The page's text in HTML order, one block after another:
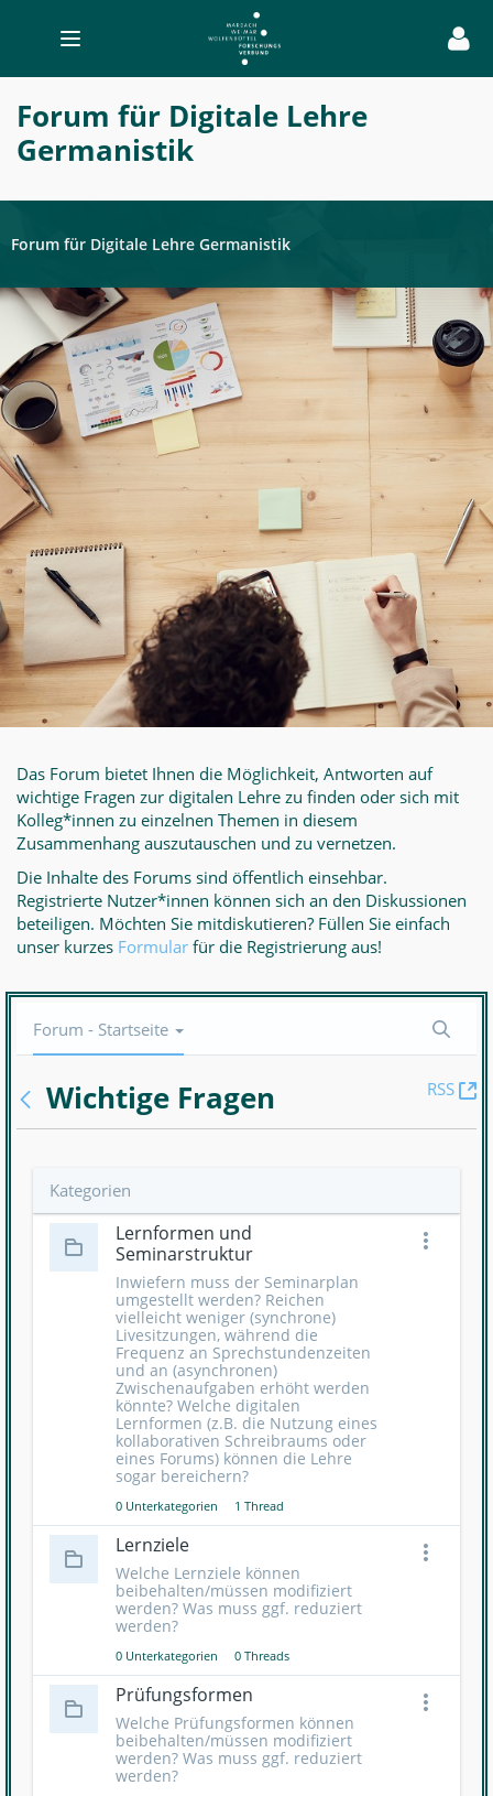
Toggle
navigation
Fragen
-
Forum
-
Digitale
Lehre
Germanistik
Forum für Digitale Lehre
Germanistik
Forum für Digitale Lehre Germanistik
Das Forum bietet Ihnen die Möglichkeit, Antworten auf
wichtige Fragen zur digitalen Lehre zu finden oder sich mit
Kolleg*innen zu einzelnen Themen in diesem
Zusammenhang auszutauschen und zu vernetzen.
Die Inhalte des Forums sind öffentlich einsehbar.
Registrierte Nutzer*innen können sich an den Diskussionen
beteiligen. Möchten Sie mitdiskutieren? Füllen Sie einfach
unser kurzes Formular für die Registrierung aus!
Navigation
anzeigen/verbergen
Forum - Startseite
RSS
Wichtige Fragen
Kategorien
Lernformen und
Seminarstruktur
Inwiefern muss der Seminarplan
umgestellt werden? Reichen
vielleicht weniger (synchrone)
Livesitzungen, während die
Frequenz an Sprechstundenzeiten
und an (asynchronen)
Zwischenaufgaben erhöht werden
könnte? Welche digitalen
Lernformen (z.B. die Nutzung eines
kollaborativen Schreibraums oder
eines Forums) können die Lehre
sogar bereichern?
0 Unterkategorien 1 Thread
Lernziele
Welche Lernziele können
beibehalten/müssen modifiziert
werden? Was muss ggf. reduziert
werden?
0 Unterkategorien 0 Threads
Prüfungsformen
Welche Prüfungsformen können
beibehalten/müssen modifiziert
werden? Was muss ggf. reduziert
werden?